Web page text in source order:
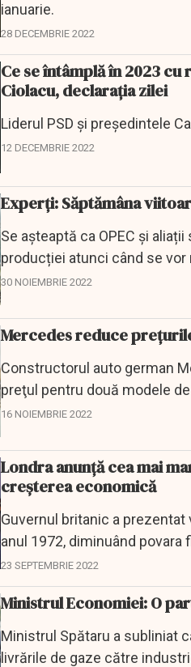
ianuarie.
28 DECEMBRIE 2022
Ce se întâmplă în 2023
Ciolacu, declaraţia zilei
Liderul PSD şi preşedintele
12 DECEMBRIE 2022
Experți: Săptămâna
Se așteaptă ca OPEC și
producției atunci când se
petrolului în...
30 NOIEMBRIE 2022
Mercedes reduce
Constructorul auto german
preţul pentru două modele
dolari.
16 NOIEMBRIE 2022
Londra anunţă cea mai
creşterea economică
Guvernul britanic a
anul 1972, diminuând
paralel a...
23 SEPTEMBRIE 2022
Ministrul Economiei: O
Ministrul Spătaru a subliniat
livrările de gaze către